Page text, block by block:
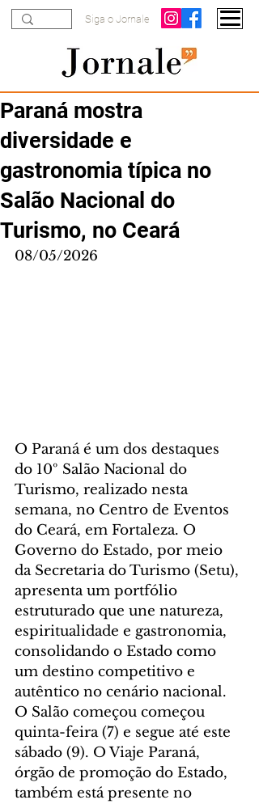
Siga o Jornale
Paraná mostra
diversidade e
gastronomia típica no
Salão Nacional do
Turismo, no Ceará
08/05/2026
O Paraná é um dos destaques
do 10º Salão Nacional do
Turismo, realizado nesta
semana, no Centro de Eventos
do Ceará, em Fortaleza. O
Governo do Estado, por meio
da Secretaria do Turismo (Setu),
apresenta um portfólio
estruturado que une natureza,
espiritualidade e gastronomia,
consolidando o Estado como
um destino competitivo e
autêntico no cenário nacional.
O Salão começou começou
quinta-feira (7) e segue até este
sábado (9). O Viaje Paraná,
órgão de promoção do Estado,
também está presente no